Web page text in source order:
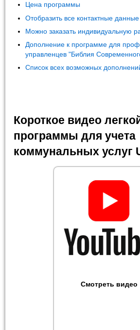
Цена программы
Отобразить все контактные данные
Можно заказать индивидуальную
Дополнение к программе для
управленцев "Библия
Список всех возможных
Короткое видео
программы для учета
коммунальных услуг
Смотреть видео